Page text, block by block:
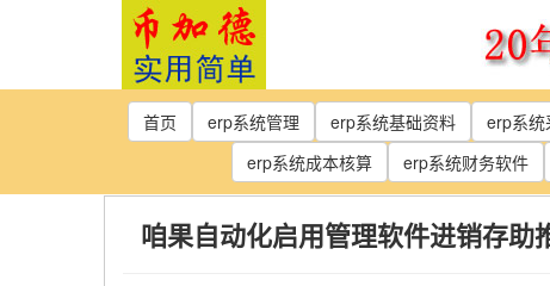
首页
erp系统管理 erp系统基础资料 erp系统
erp系统成本核算
erp系统财务软件
咱果自动化启用管理软件进销存助